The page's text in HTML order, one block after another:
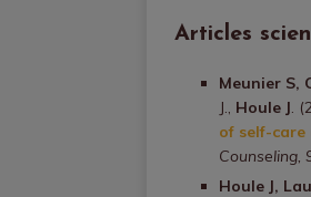
Articles
Meunier S,
J., Houle J.
of self-
Counseling,
Houle J,